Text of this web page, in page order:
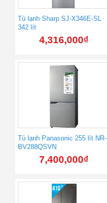
Tủ lạnh Sharp SJ-X346E-SL
342 lít
4,316,000₫
Tủ lạnh Panasonic 255 lít NR-
BV288QSVN
7,400,000₫